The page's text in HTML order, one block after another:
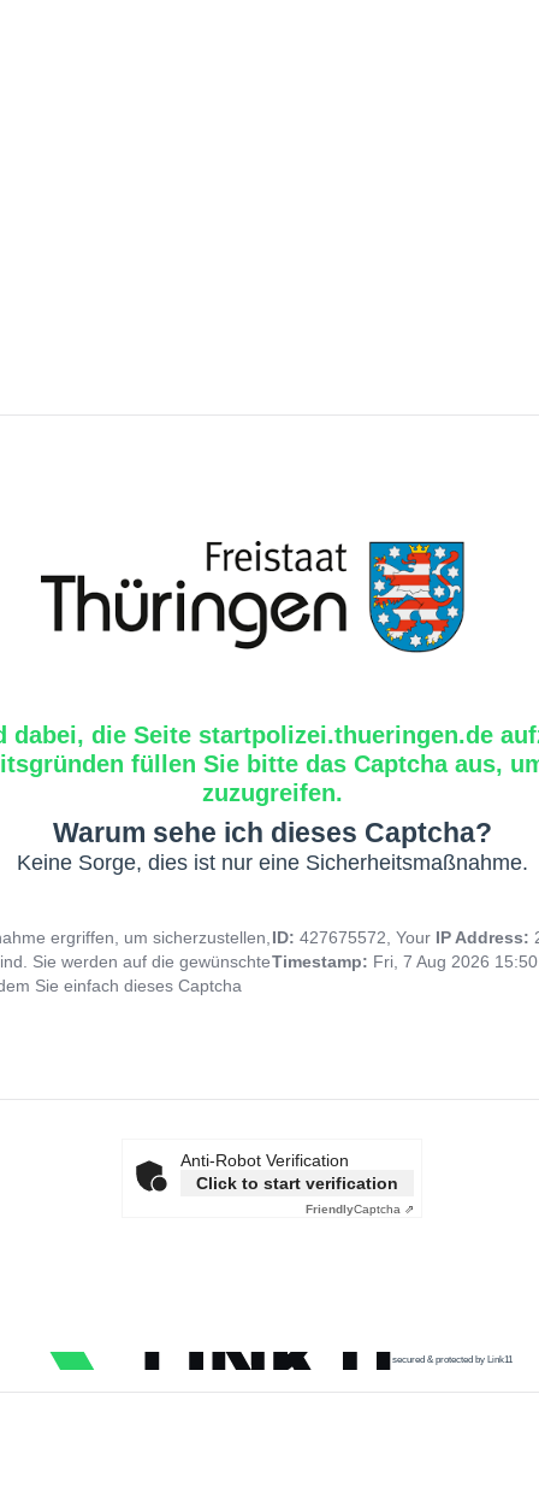
dabei, die Seite startpolizei.thueringen.de
füllen Sie bitte das Captcha aus,
zuzugreifen.
Warum sehe ich dieses Captcha?
Keine Sorge, dies ist nur eine Sicherheitsmaßnahme.
ergriffen, um sicherzustellen,
Sie werden auf die gewünschte
Sie einfach dieses Captcha
ID: 427675572, Your IP Address:
Timestamp: Fri, 7 Aug 2026
Anti-Robot Verification
Click to start verification
FriendlyCaptcha ⇗
secured & protected by Link11